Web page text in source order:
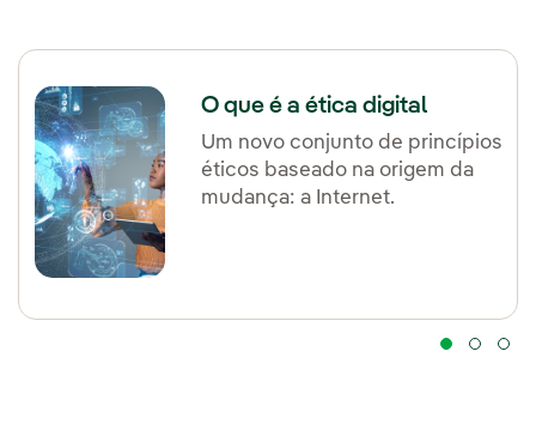
O que é a ética digital
Um novo conjunto de princípios
éticos baseado na origem da
mudança: a Internet.